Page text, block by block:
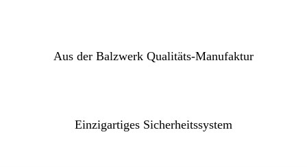
Aus der Balzwerk Qualitäts-Manufaktur
Einzigartiges Sicherheitssystem